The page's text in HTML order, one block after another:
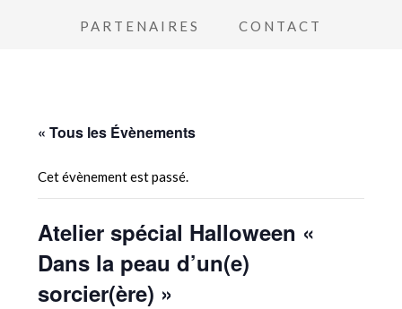
PARTENAIRES CONTACT
« Tous les Évènements
Cet évènement est passé.
Atelier spécial Halloween «
Dans la peau d’un(e)
sorcier(ère) »